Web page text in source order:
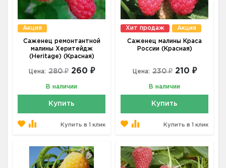
Акция
Саженец ремонтантной
малины Херитейдж
(Heritage) (Красная)
Цена: 280 ₽ 260 ₽
В наличии
Купить
Купить в 1 клик
Хит продаж Акция
Саженец малины Краса
России (Красная)
Цена: 230 ₽ 210 ₽
В наличии
Купить
Купить в 1 клик